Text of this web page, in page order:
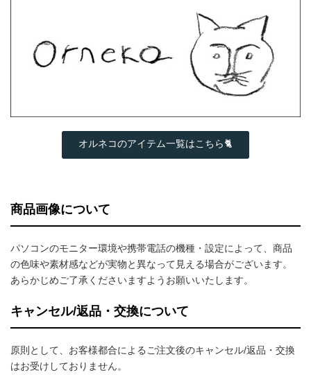
オルネコのアイテム一覧はこちら🐈
商品画像について
パソコンのモニター環境や携帯電話の機種・設定によって、商品
の色味や素材感などが実物と異なって見える場合がございます。
あらかじめご了承くださいますようお願いいたします。
キャンセル/返品・交換について
原則として、お客様都合によるご注文後のキャンセル/返品・交換
はお受けしておりません。